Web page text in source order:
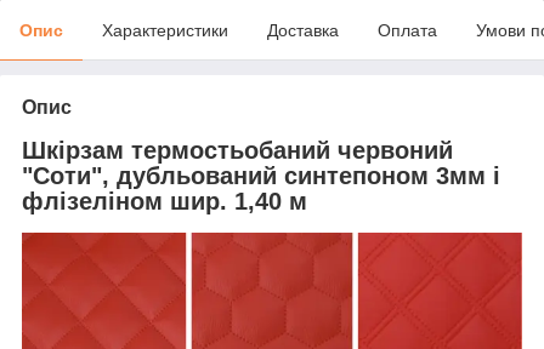
Опис Характеристики Доставка Оплата Умови
Опис
Шкірзам термостьобаний червоний
"Соти", дубльований синтепоном 3мм і
флізеліном шир. 1,40 м